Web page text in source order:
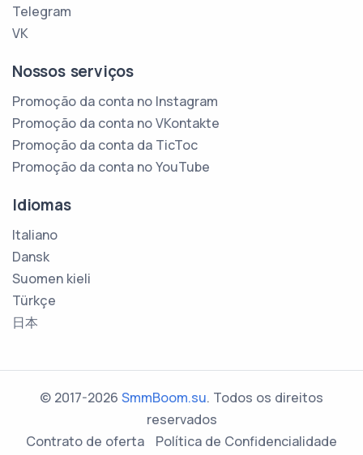
Telegram
VK
Nossos serviços
Promoção da conta no Instagram
Promoção da conta no VKontakte
Promoção da conta da TicToc
Promoção da conta no YouTube
Idiomas
Italiano
Dansk
Suomen kieli
Türkçe
日本
© 2017-2026 SmmBoom.su. Todos os direitos
reservados
Contrato de oferta
Política de Confidencialidade